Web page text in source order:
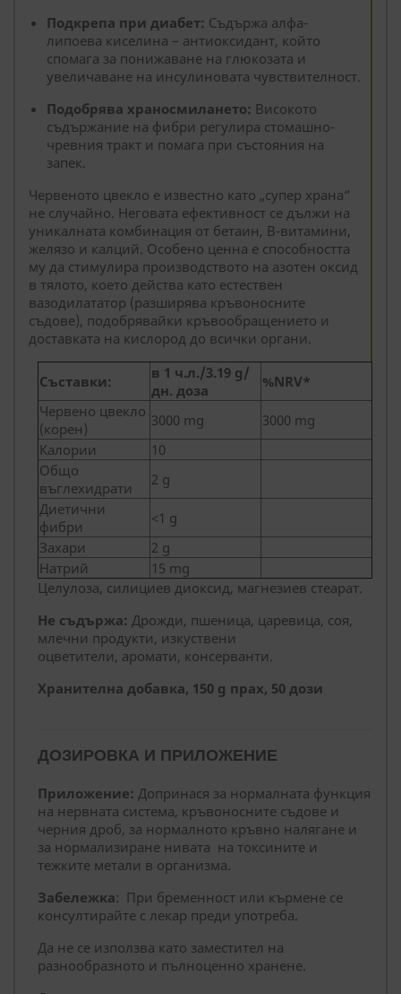
Подкрепа при диабет: Съдържа алфа-
липоева киселина – антиоксидант, който
спомага за понижаване на глюкозата и
увеличаване на инсулиновата чувствителност.
Подобрява храносмилането: Високото
съдържание на фибри регулира стомашно-
чревния тракт и помага при състояния на
запек.
Червеното цвекло е известно като „супер храна“
не случайно. Неговата ефективност се дължи на
уникалната комбинация от бетаин, В-витамини,
желязо и калций. Особено ценна е способността
му да стимулира производството на азотен оксид
в тялото, което действа като естествен
вазодилататор (разширява кръвоносните
съдове), подобрявайки кръвообращението и
доставката на кислород до всички органи.
Съставки:
в 1 ч.л./3.19 g/
дн. доза
%NRV*
Червено цвекло
(корен)
3000 mg
3000 mg
Калории
10
Общо
въглехидрати
2 g
Диетични
фибри
<1 g
Захари
2 g
Натрий
15 mg
Целулоза, силициев диоксид, магнезиев стеарат.
Не съдържа: Дрожди, пшеница, царевица, соя,
млечни продукти, изкуствени
оцветители, аромати, консерванти.
Хранителна добавка, 150 g прах, 50 дози
ДОЗИРОВКА И ПРИЛОЖЕНИЕ
Приложение: Допринася за нормалната функция
на нервната система, кръвоносните съдове и
черния дроб, за нормалното кръвно налягане и
за нормализиране нивата на токсините и
тежките метали в организма.
Забележка: При бременност или кърмене се
консултирайте с лекар преди употреба.
Да не се използва като заместител на
разнообразното и пълноценно хранене.